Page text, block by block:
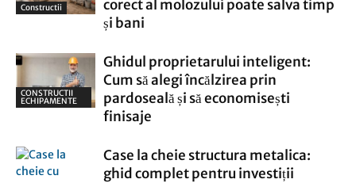
Constructii
corect al molozului poate salva timp
și bani
CONSTRUCTII
ECHIPAMENTE
Ghidul proprietarului inteligent:
Cum să alegi încălzirea prin
pardoseală și să economisești
finisaje
Case la cheie structura metalica:
ghid complet pentru investiții